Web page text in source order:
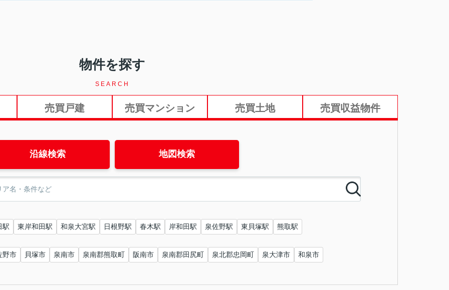
物件を探す
SEARCH
売買戸建 売買マンション 売買土地 売買収益物件
沿線検索 地図検索
駅 東岸和田駅 和泉大宮駅 日根野駅 春木駅 岸和田駅 泉佐野駅 東貝塚駅 熊取駅
野市 貝塚市 泉南市 泉南郡熊取町 阪南市 泉南郡田尻町 泉北郡忠岡町 泉大津市 和泉市